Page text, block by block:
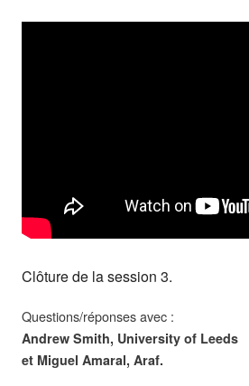
Clôture de la session 3.
Questions/réponses avec :
Andrew Smith, University of Leeds
et Miguel Amaral, Araf.